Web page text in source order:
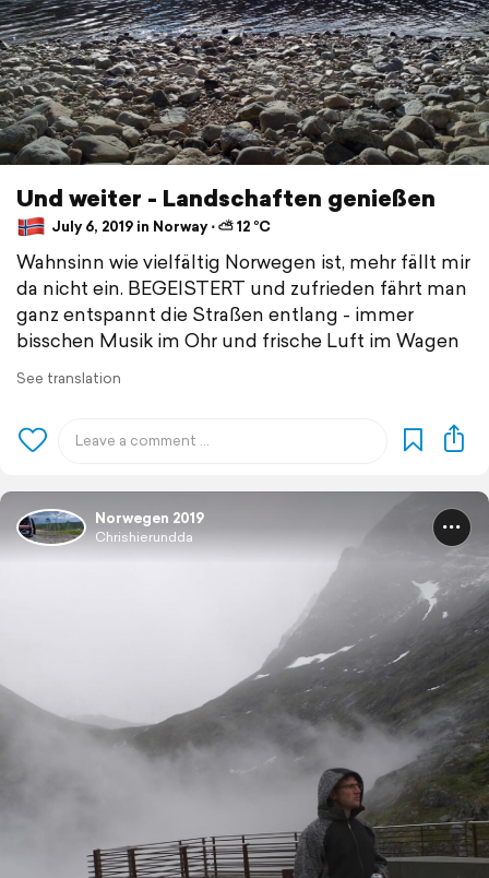
Und weiter - Landschaften genießen
July 6, 2019 in Norway ⋅ ⛅ 12 °C
Wahnsinn wie vielfältig Norwegen ist, mehr fällt mir
da nicht ein. BEGEISTERT und zufrieden fährt man
ganz entspannt die Straßen entlang - immer
bisschen Musik im Ohr und frische Luft im Wagen
See translation
Norwegen 2019
Chrishierundda